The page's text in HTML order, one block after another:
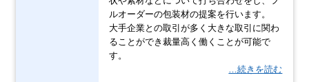
ルオーダーの包装材の提案を行います。
大手企業との取引が多く大きな取引に関わ
ることができ裁量高く働くことが可能で
す。
…続きを読む